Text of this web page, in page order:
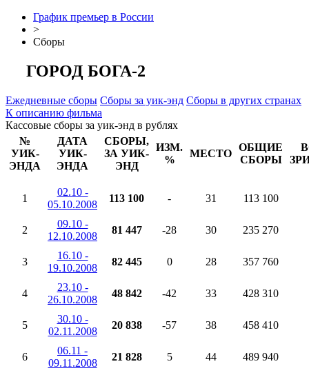
График премьер в России
>
Сборы
ГОРОД БОГА-2
Ежедневные сборы Сборы за уик-энд Сборы в других странах
К описанию фильма
Кассовые сборы за уик-энд в рублях
№
УИК-
ЭНДА
ДАТА
УИК-
ЭНДА
СБОРЫ,
ЗА УИК-
ЭНД
ИЗМ.
%
МЕСТО
ОБЩИЕ
СБОРЫ
1
02.10 -
05.10.2008
113 100 - 31 113 100
2
09.10 -
12.10.2008
81 447 -28 30 235 270
3
16.10 -
19.10.2008
82 445 0 28 357 760
4
23.10 -
26.10.2008
48 842 -42 33 428 310
5
30.10 -
02.11.2008
20 838 -57 38 458 410
6
06.11 -
09.11.2008
21 828 5 44 489 940